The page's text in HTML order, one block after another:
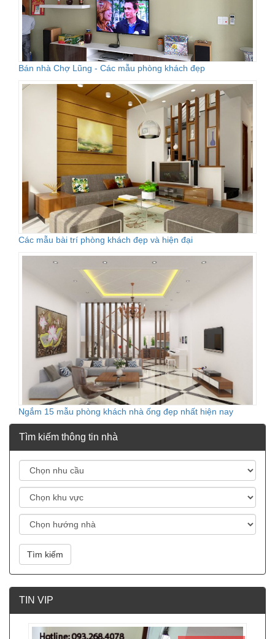
Bán nhà Chợ Lũng - Các mẫu phòng khách đẹp
Các mẫu bài trí phòng khách đẹp và hiện đại
Ngắm 15 mẫu phòng khách nhà ống đẹp nhất hiện nay
Tìm kiếm thông tin nhà
Tìm kiếm
TIN VIP